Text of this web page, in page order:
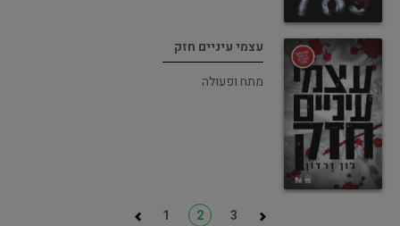
עצמי עיניים חזק
מתח ופעולה
1 2 3